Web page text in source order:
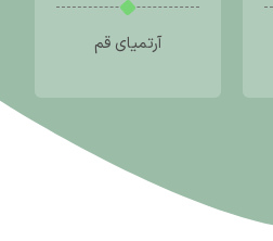
آرتمیای قم